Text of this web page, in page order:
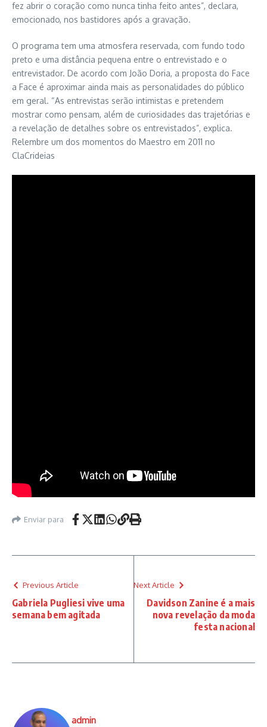
fez abrir o coração como nunca tinha feito antes”, declara,
emocionado, nos bastidores após a gravação.
O programa tem uma atmosfera reservada, com fundo todo
preto e uma distância pequena entre o entrevistado e o
entrevistador. De acordo com João Doria, a proposta do Face
a Face é aproximar ainda mais as personalidades do público
em geral. “As entrevistas serão intimistas e pretendem
mostrar como pensam, além de curiosidades das trajetórias e
a revelação de detalhes sobre os entrevistados”, explica.
Relembre um dos momentos do Maestro em 2011 no
ClaCrideias
Enviar para
Previous Article
Gabriela Pugliesi vive uma
semana bem agitada
Next Article
Davidson Zanine é a mais
nova revelação da moda
festa nacional
admin